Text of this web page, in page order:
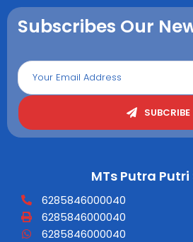
Subscribes Our
SUBCRIBE
MTs Putra Putri
6285846000040
6285846000040
6285846000040